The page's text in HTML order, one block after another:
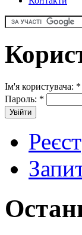
Ім'я користувача: *
Пароль: *